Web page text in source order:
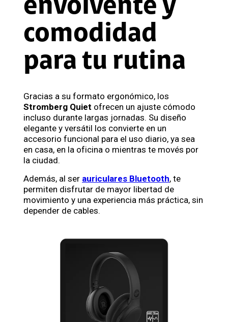
envolvente y
comodidad
para tu rutina
Gracias a su formato ergonómico, los
Stromberg Quiet ofrecen un ajuste cómodo
incluso durante largas jornadas. Su diseño
elegante y versátil los convierte en un
accesorio funcional para el uso diario, ya sea
en casa, en la oficina o mientras te movés por
la ciudad.
Además, al ser auriculares Bluetooth, te
permiten disfrutar de mayor libertad de
movimiento y una experiencia más práctica, sin
depender de cables.